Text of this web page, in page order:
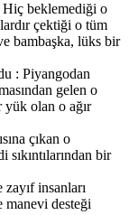
Hiç beklemediği o
çektiği o tüm
bambaşka, lüks bir
: Piyangodan
gelen o
yük olan o ağır
çıkan o
bir
insanları
manevi desteği